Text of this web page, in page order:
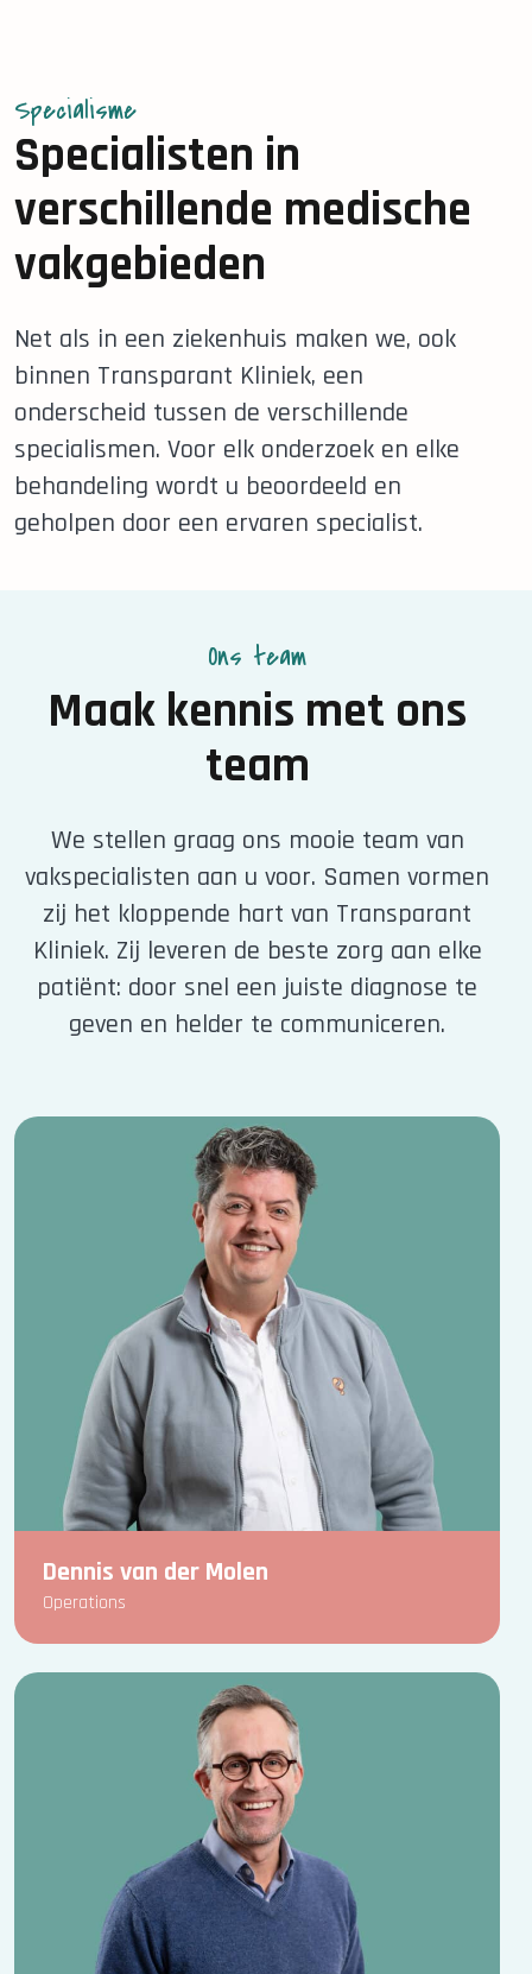
Specialisme
Specialisten in
verschillende medische
vakgebieden
Net als in een ziekenhuis maken we, ook
binnen Transparant Kliniek, een
onderscheid tussen de verschillende
specialismen. Voor elk onderzoek en elke
behandeling wordt u beoordeeld en
geholpen door een ervaren specialist.
Ons team
Maak kennis met ons
team
We stellen graag ons mooie team van
vakspecialisten aan u voor. Samen vormen
zij het kloppende hart van Transparant
Kliniek. Zij leveren de beste zorg aan elke
patiënt: door snel een juiste diagnose te
geven en helder te communiceren.
Dennis van der Molen
Operations